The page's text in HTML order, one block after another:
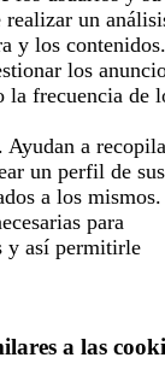
realizar un
y los contenidos.
los
la frecuencia de
Ayudan a
un perfil de sus
a los mismos.
para
y así permitirle
a las